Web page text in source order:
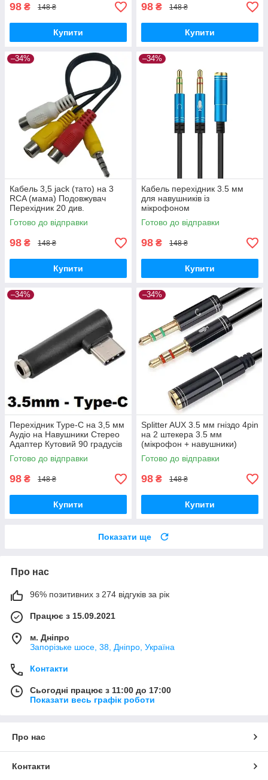
98 ₴ 148 ₴
Купити
98 ₴ 148 ₴
Купити
–34%
Кабель 3,5 jack (тато) на 3
RCA (мама) Подовжувач
Перехідник 20 див.
Готово до відправки
98 ₴ 148 ₴
Купити
–34%
Кабель перехідник 3.5 мм
для навушників із
мікрофоном
Готово до відправки
98 ₴ 148 ₴
Купити
–34%
Перехідник Type-C на 3,5 мм
Аудіо на Навушники Стерео
Адаптер Кутовий 90 градусів
Готово до відправки
98 ₴ 148 ₴
Купити
–34%
Splitter AUX 3.5 мм гніздо 4pin
на 2 штекера 3.5 мм
(мікрофон + навушники)
Перехідник Аудіо Адаптер
Розгалужувач
Готово до відправки
98 ₴ 148 ₴
Купити
Показати ще
Про нас
96% позитивних з 274 відгуків за рік
Працює з 15.09.2021
м. Дніпро
Запорізьке шосе, 38, Дніпро, Україна
Контакти
Сьогодні працює з 11:00 до 17:00
Показати весь графік роботи
Про нас
Контакти